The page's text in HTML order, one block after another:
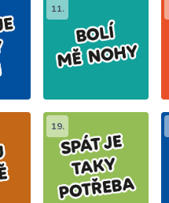
11.
19.